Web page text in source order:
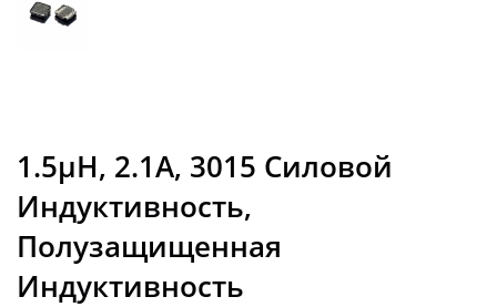
1.5µH, 2.1A, 3015 Силовой
Индуктивность,
Полузащищенная
Индуктивность